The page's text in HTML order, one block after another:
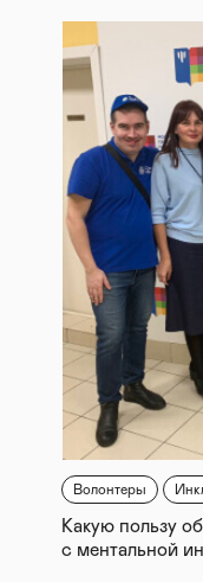
Волонтеры
Какую пользу
с ментальной